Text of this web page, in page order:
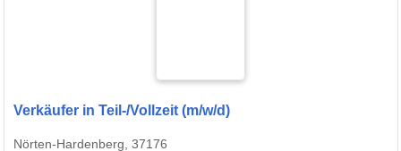
Verkäufer in Teil-/Vollzeit (m/w/d)
Nörten-Hardenberg, 37176